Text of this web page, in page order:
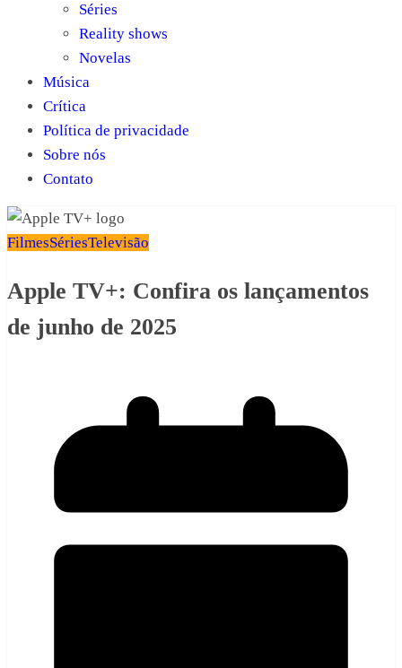
Séries
Reality shows
Novelas
Música
Crítica
Política de privacidade
Sobre nós
Contato
FilmesSériesTelevisão
Apple TV+: Confira os lançamentos
de junho de 2025